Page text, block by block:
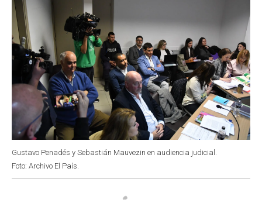
Gustavo Penadés y Sebastián Mauvezin en audiencia judicial.
Foto: Archivo El País.